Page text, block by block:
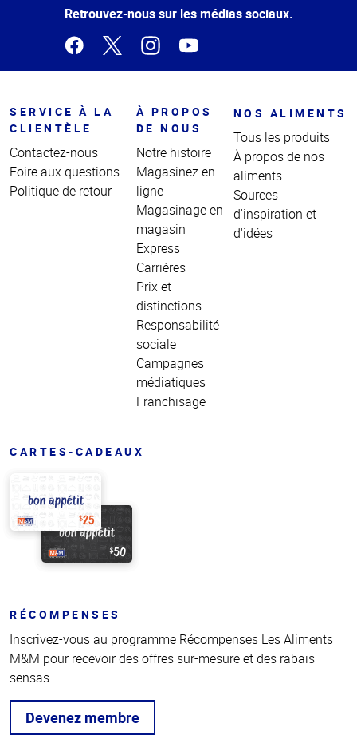
Retrouvez-nous sur les médias sociaux.
SERVICE À LA
CLIENTÈLE
Contactez-nous
Foire aux questions
Politique de retour
À PROPOS
DE NOUS
Notre histoire
Magasinez en
ligne
Magasinage en
magasin
Express
Carrières
Prix et
distinctions
Responsabilité
sociale
Campagnes
médiatiques
Franchisage
NOS ALIMENTS
Tous les produits
À propos de nos
aliments
Sources
d'inspiration et
d'idées
CARTES-CADEAUX
RÉCOMPENSES
Inscrivez-vous au programme Récompenses Les Aliments
M&M pour recevoir des offres sur-mesure et des rabais
sensas.
Devenez membre